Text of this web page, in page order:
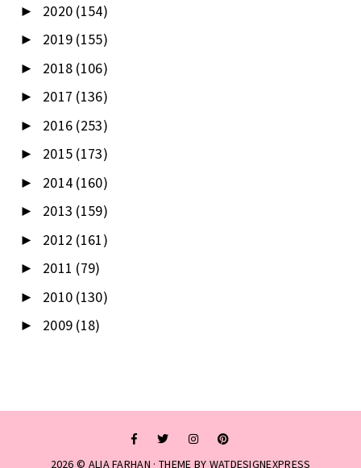
► 2020 (154)
► 2019 (155)
► 2018 (106)
► 2017 (136)
► 2016 (253)
► 2015 (173)
► 2014 (160)
► 2013 (159)
► 2012 (161)
► 2011 (79)
► 2010 (130)
► 2009 (18)
2026 © ALIA FARHAN · THEME BY WATDESIGNEXPRESS